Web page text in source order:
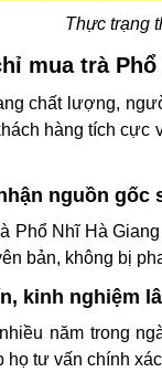
Thực trạng
mua trà
chất lượng,
hàng tích
nguồn gốc
Phổ Nhĩ Hà
bản, không bị
kinh nghiệm
năm trong
tư vấn chính